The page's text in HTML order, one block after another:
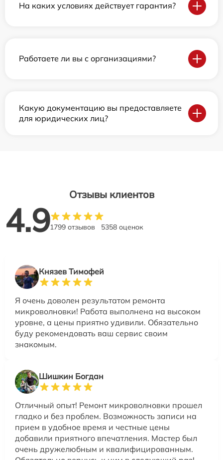
На каких условиях действует гарантия?
Работаете ли вы с организациями?
Какую документацию вы предоставляете
для юридических лиц?
Отзывы клиентов
4.91799 отзывов 5358 оценок
Князев Тимофей
Я очень доволен результатом ремонта
микроволновки! Работа выполнена на высоком
уровне, а цены приятно удивили. Обязательно
буду рекомендовать ваш сервис своим
знакомым.
Шишкин Богдан
Отличный опыт! Ремонт микроволновки прошел
гладко и без проблем. Возможность записи на
прием в удобное время и честные цены
добавили приятного впечатления. Мастер был
очень дружелюбным и квалифицированным.